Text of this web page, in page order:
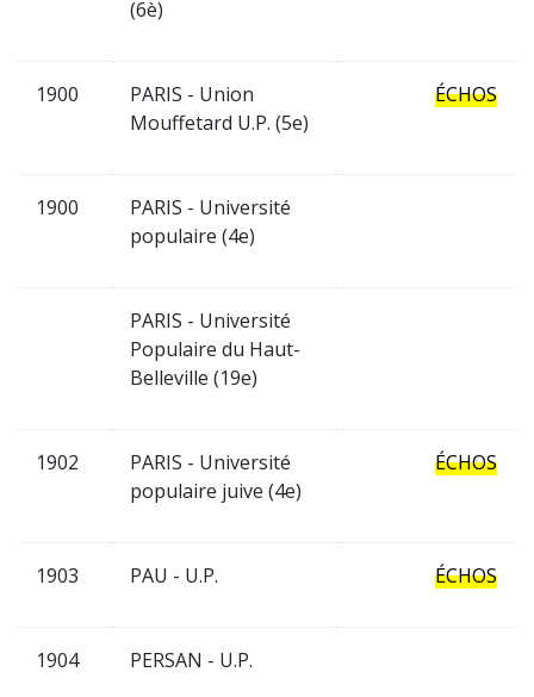
(6è)
1900
PARIS - Union
Mouffetard U.P. (5e)
ÉCHOS
1900
PARIS - Université
populaire (4e)
PARIS - Université
Populaire du Haut-
Belleville (19e)
1902
PARIS - Université
populaire juive (4e)
ÉCHOS
1903 PAU - U.P. ÉCHOS
1904 PERSAN - U.P.